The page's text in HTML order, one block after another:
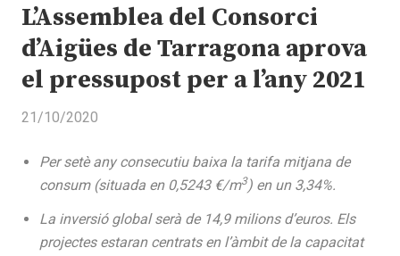
L’Assemblea del Consorci
d’Aigües de Tarragona aprova
el pressupost per a l’any 2021
21/10/2020
Per setè any consecutiu baixa la tarifa mitjana de
consum (situada en 0,5243 €/m3) en un 3,34%.
La inversió global serà de 14,9 milions d’euros. Els
projectes estaran centrats en l’àmbit de la capacitat